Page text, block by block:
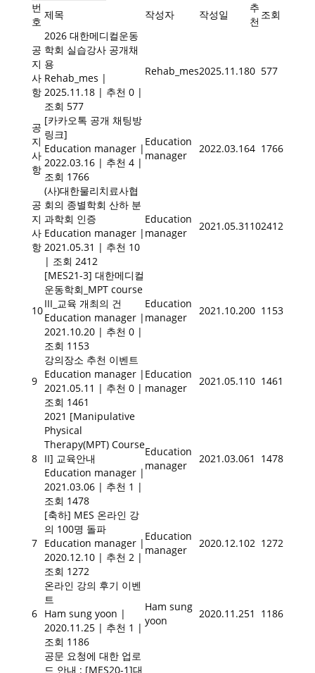
번
호
제목 작성자 작성일
추
천
조회
공
지
사
항
2026 대한메디컬운동
학회 실습강사 공개채
용
Rehab_mes |
2025.11.18 | 추천 0 |
조회 577
Rehab_mes2025.11.180 577
공
지
사
항
[카카오톡 공개 채팅방
링크]
Education manager |
2022.03.16 | 추천 4 |
조회 1766
Education
manager
2022.03.164 1766
공
지
사
항
(사)대한물리치료사협
회의 종별학회 산하 분
과학회 인증
Education manager |
2021.05.31 | 추천 10
| 조회 2412
Education
manager
2021.05.31 102412
10
[MES21-3] 대한메디컬
운동학회_MPT course
III_교육 개최의 건
Education manager |
2021.10.20 | 추천 0 |
조회 1153
Education
manager
2021.10.200 1153
9
강의장소 추천 이벤트
Education manager |
2021.05.11 | 추천 0 |
조회 1461
Education
manager
2021.05.110 1461
8
2021 [Manipulative
Physical
Therapy(MPT) Course
II] 교육안내
Education manager |
2021.03.06 | 추천 1 |
조회 1478
Education
manager
2021.03.061 1478
7
[축하] MES 온라인 강
의 100명 돌파
Education manager |
2020.12.10 | 추천 2 |
조회 1272
Education
manager
2020.12.102 1272
6
온라인 강의 후기 이벤
트
Ham sung yoon |
2020.11.25 | 추천 1 |
조회 1186
Ham sung
yoon
2020.11.251 1186
공문 요청에 대한 업로
드 안내 : [MES20-1]대